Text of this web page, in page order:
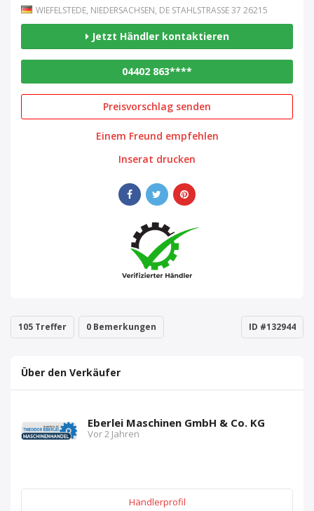
WIEFELSTEDE, NIEDERSACHSEN, DE STAHLSTRASSE 37 26215
Jetzt Händler kontaktieren
04402 863****
Preisvorschlag senden
Einem Freund empfehlen
Inserat drucken
105 Treffer 0 Bemerkungen ID #132944
Über den Verkäufer
Eberlei Maschinen GmbH & Co. KG
Vor 2 Jahren
Händlerprofil